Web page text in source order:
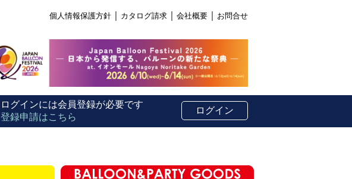
個人情報保護方針 カタログ請求 会社概要 お問合せ
ログインには会員登録が必要です
登録申請はこちら
ログイン